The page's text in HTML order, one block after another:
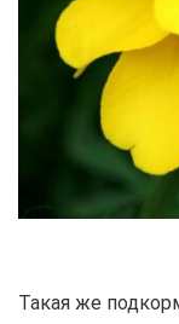
Такая же